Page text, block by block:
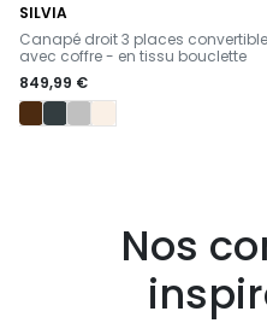
SILVIA
-
Canapé droit 3 places convertible
avec coffre - en tissu bouclette
849,99 €
Nos